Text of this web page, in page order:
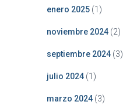
enero 2025(1)
noviembre 2024(2)
septiembre 2024(3)
julio 2024(1)
marzo 2024(3)